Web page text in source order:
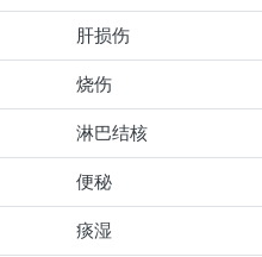
肝损伤
烧伤
淋巴结核
便秘
痰湿